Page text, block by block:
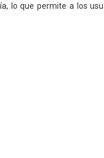
lo que permite a los